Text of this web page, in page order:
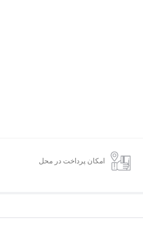
امکان پرداخت در محل